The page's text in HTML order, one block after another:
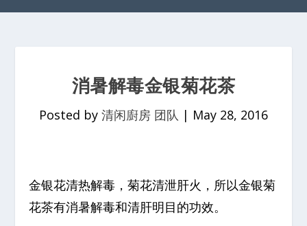
消暑解毒金银菊花茶
Posted by 清闲廚房 团队 | May 28, 2016
金银花清热解毒，菊花清泄肝火，所以金银菊
花茶有消暑解毒和清肝明目的功效。